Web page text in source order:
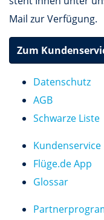
Mail zur Verfügung.
Zum
Datenschutz
AGB
Schwarze Liste
Kundenservice
Flüge.de App
Glossar